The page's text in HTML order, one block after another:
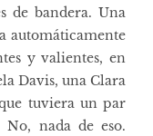
de bandera. Una
automáticamente
y valientes, en
Davis, una Clara
tuviera un par
nada de eso.